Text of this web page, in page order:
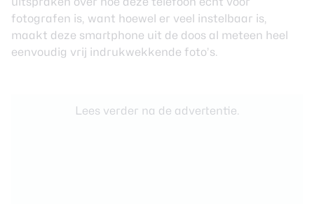
fotografen is, want hoewel er veel instelbaar is,
maakt deze smartphone uit de doos al meteen heel
eenvoudig vrij indrukwekkende foto’s.
Lees verder na de advertentie.